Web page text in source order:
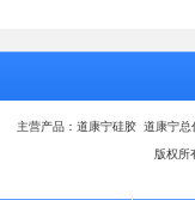
主营产品：道康宁硅胶 道康宁
版权所